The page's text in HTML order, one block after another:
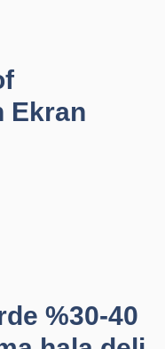
Ekran
%30-40